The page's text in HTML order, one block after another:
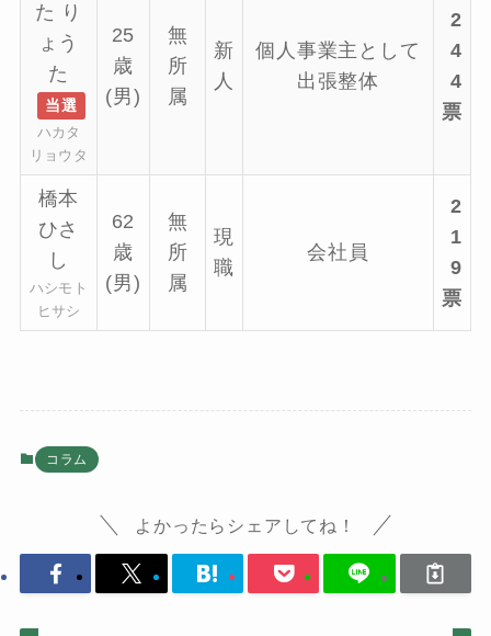
た り
ょう
た
当選
ハカタ
リョウタ
25
歳
(男)
無
所
属
新
人
個人事業主として
出張整体
2
4
4
票
橋本
ひさ
し
ハシモト
ヒサシ
62
歳
(男)
無
所
属
現
職
会社員
2
1
9
票
コラム
よかったらシェアしてね！